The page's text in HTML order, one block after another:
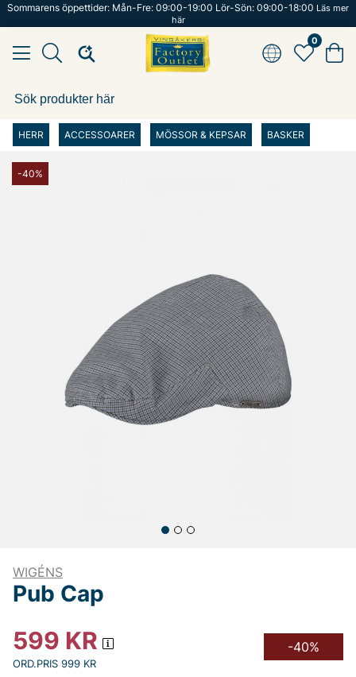
Sommarens öppettider: Mån-Fre: 09:00-19:00 Lör-Sön: 09:00-18:00 Läs mer
här
0
HERR ACCESSOARER MÖSSOR & KEPSAR BASKER
-40%
WIGÉNS
Pub Cap
599 KR
ORD.PRIS 999 KR
-40%